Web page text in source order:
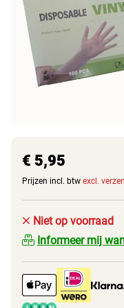
€ 5,95
Prijzen incl. btw excl.
Niet op voorraad
Informeer mij